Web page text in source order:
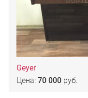
Geyer
Цена: 70 000 руб.